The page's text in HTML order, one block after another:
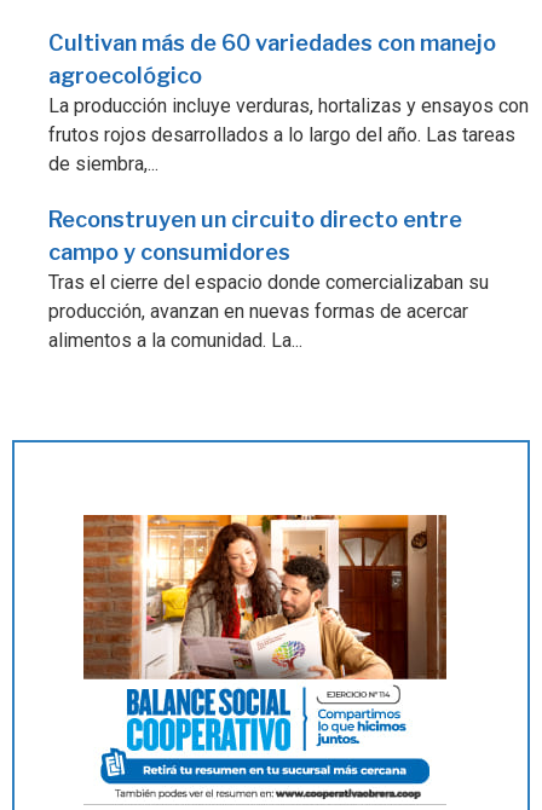
Cultivan más de 60 variedades con manejo
agroecológico
La producción incluye verduras, hortalizas y ensayos con
frutos rojos desarrollados a lo largo del año. Las tareas
de siembra,...
Reconstruyen un circuito directo entre
campo y consumidores
Tras el cierre del espacio donde comercializaban su
producción, avanzan en nuevas formas de acercar
alimentos a la comunidad. La...